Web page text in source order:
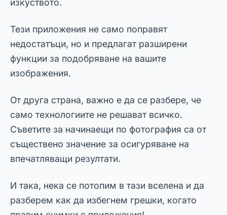
изкуството.
Тези приложения не само поправят
недостатъци, но и предлагат разширени
функции за подобряване на вашите
изображения.
От друга страна, важно е да се разбере, че
само технологиите не решават всичко.
Съветите за начинаещи по фотография са от
съществено значение за осигуряване на
впечатляващи резултати.
И така, нека се потопим в тази вселена и да
разберем как да избегнем грешки, когато